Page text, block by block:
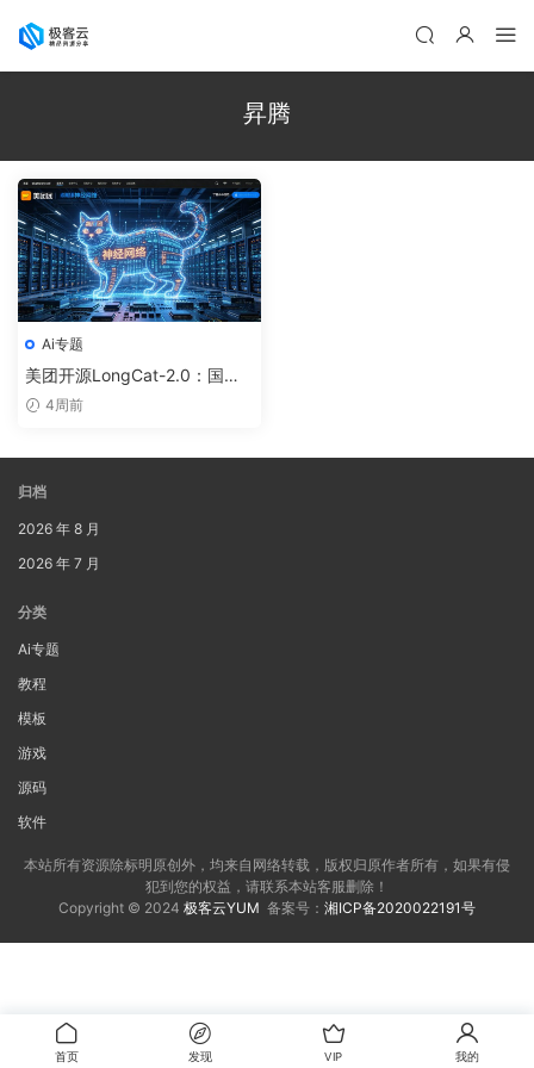
昇腾
Ai专题
美团开源LongCat-2.0：国内
首个万亿参数MoE大模型技术
4周前
归档
2026 年 8 月
2026 年 7 月
分类
Ai专题
教程
模板
游戏
源码
软件
本站所有资源除标明原创外，均来自网络转载，版权归原作者所有，如果有侵
犯到您的权益，请联系本站客服删除！
Copyright © 2024 极客云YUM 备案号： 湘ICP备2020022191号
首页 发现 VIP 我的